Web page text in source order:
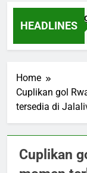
HEADLINES
Hours Ago
Home
Cuplikan gol
tersedia di
Cuplikan